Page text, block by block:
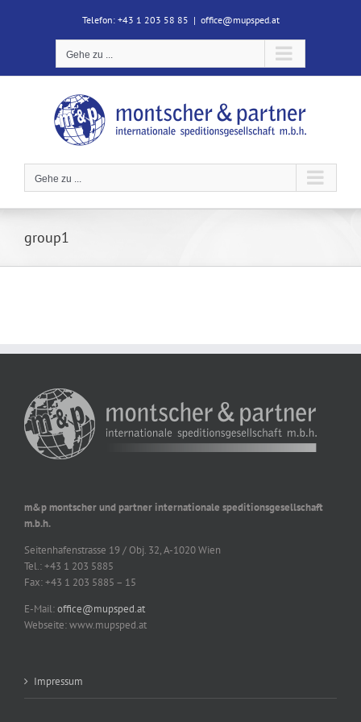
Telefon: +43 1 203 58 85 | office@mupsped.at
Gehe zu ...
Gehe zu ...
group1
m&p montscher und partner internationale speditionsgesellschaft
m.b.h.
Seitenhafenstrasse 19 / Obj. 32, A-1020 Wien
Tel.: +43 1 203 5885
Fax: +43 1 203 5885 – 15
E-Mail:office@mupsped.at
Webseite: www.mupsped.at
Impressum